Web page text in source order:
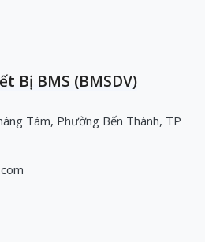
Bị BMS (BMSDV)
Tám, Phường Bến Thành, TP